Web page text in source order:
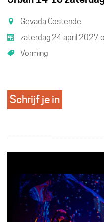
Gevada Oostende
zaterdag 24 april 2027
Vorming
Schrijf je in